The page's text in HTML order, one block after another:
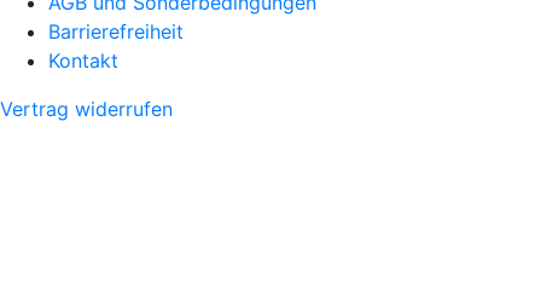
Barrierefreiheit
Kontakt
Vertrag widerrufen